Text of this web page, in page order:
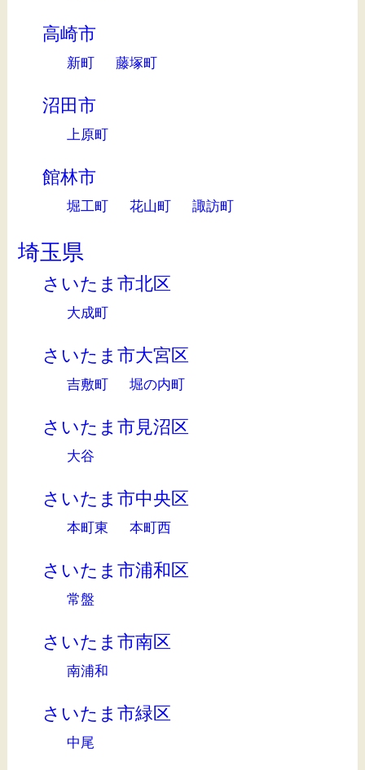
高崎市
新町 藤塚町
沼田市
上原町
館林市
堀工町 花山町 諏訪町
埼玉県
さいたま市北区
大成町
さいたま市大宮区
吉敷町 堀の内町
さいたま市見沼区
大谷
さいたま市中央区
本町東 本町西
さいたま市浦和区
常盤
さいたま市南区
南浦和
さいたま市緑区
中尾